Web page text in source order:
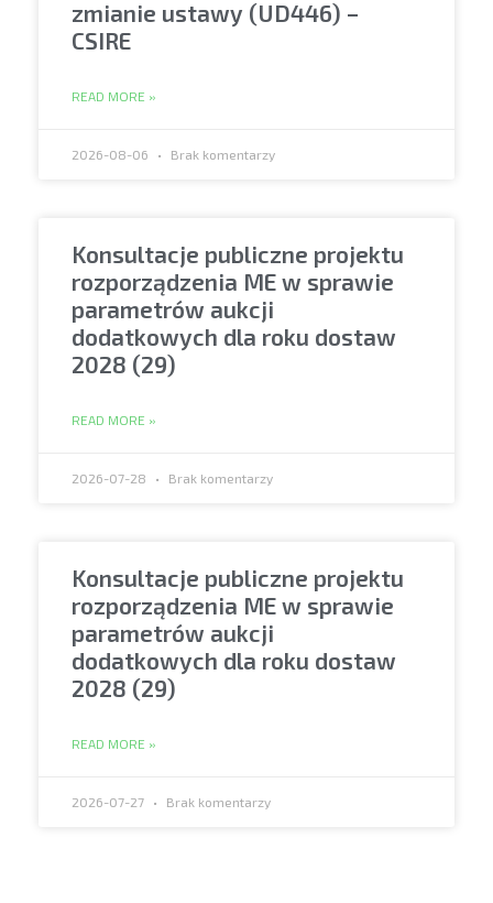
zmianie ustawy (UD446) –
CSIRE
READ MORE »
2026-08-06 Brak komentarzy
Konsultacje publiczne projektu
rozporządzenia ME w sprawie
parametrów aukcji
dodatkowych dla roku dostaw
2028 (29)
READ MORE »
2026-07-28 Brak komentarzy
Konsultacje publiczne projektu
rozporządzenia ME w sprawie
parametrów aukcji
dodatkowych dla roku dostaw
2028 (29)
READ MORE »
2026-07-27 Brak komentarzy